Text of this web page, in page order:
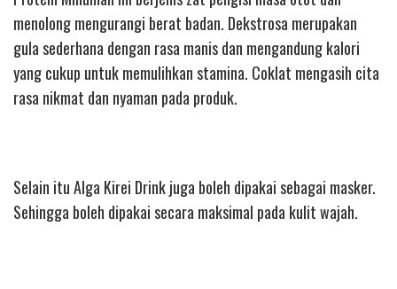
menolong mengurangi berat badan. Dekstrosa merupakan
gula sederhana dengan rasa manis dan mengandung kalori
yang cukup untuk memulihkan stamina. Coklat mengasih cita
rasa nikmat dan nyaman pada produk.
Selain itu Alga Kirei Drink juga boleh dipakai sebagai masker.
Sehingga boleh dipakai secara maksimal pada kulit wajah.